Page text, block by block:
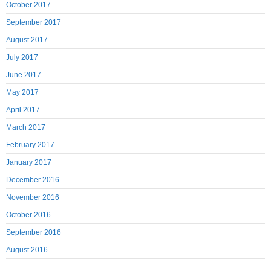
October 2017
September 2017
August 2017
July 2017
June 2017
May 2017
April 2017
March 2017
February 2017
January 2017
December 2016
November 2016
October 2016
September 2016
August 2016